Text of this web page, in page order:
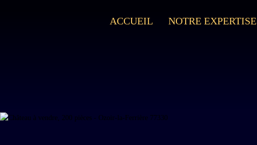
ACCUEIL NOTRE EXPERTISE